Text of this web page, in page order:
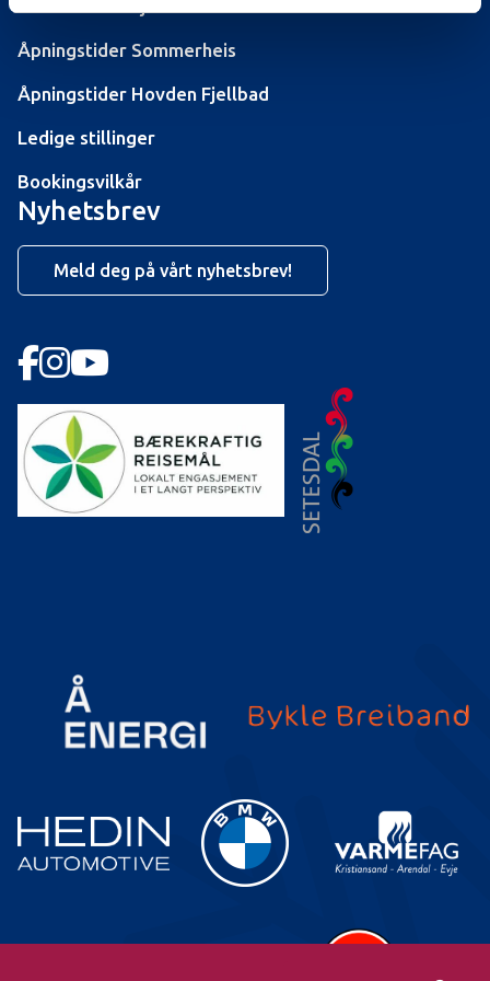
Åpningstider Sommerheis
Åpningstider Hovden Fjellbad
Ledige stillinger
Bookingsvilkår
Nyhetsbrev
Meld deg på vårt nyhetsbrev!